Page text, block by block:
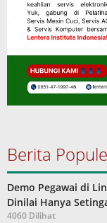
Berita
Demo Pegawai di
Dinilai Hanya
4060 Dilihat